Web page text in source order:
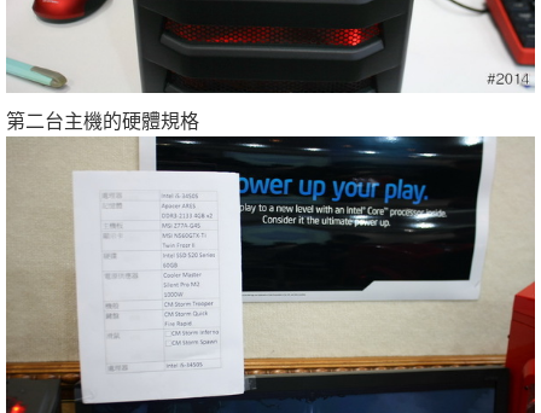
第二台主機的硬體規格